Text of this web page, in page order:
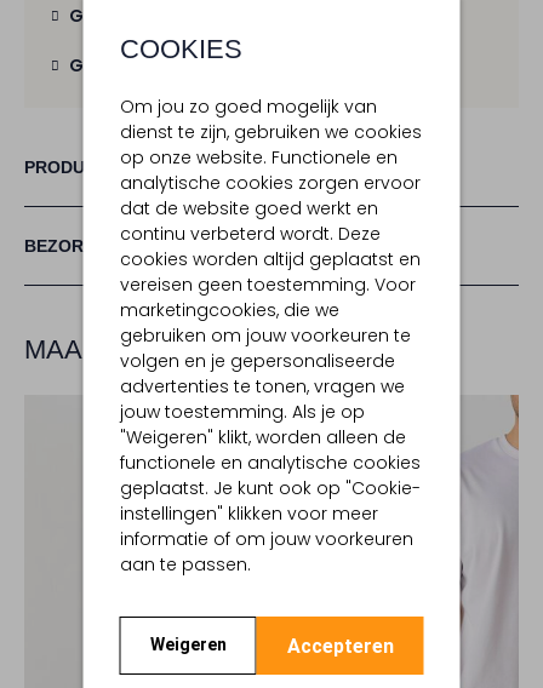
COOKIES
Om jou zo goed mogelijk van
dienst te zijn, gebruiken we cookies
op onze website. Functionele en
analytische cookies zorgen ervoor
dat de website goed werkt en
continu verbeterd wordt. Deze
cookies worden altijd geplaatst en
vereisen geen toestemming. Voor
marketingcookies, die we
gebruiken om jouw voorkeuren te
volgen en je gepersonaliseerde
advertenties te tonen, vragen we
jouw toestemming. Als je op
"Weigeren" klikt, worden alleen de
functionele en analytische cookies
geplaatst. Je kunt ook op "Cookie-
instellingen" klikken voor meer
informatie of om jouw voorkeuren
aan te passen.
Weigeren Accepteren
Gratis verzending
Gratis retour binnen 30 dagen
PRODUCT INFORMATIE
BEZORGEN & RETOURNEREN
MAAK JE LOOK COMPLEET